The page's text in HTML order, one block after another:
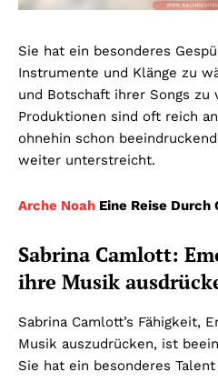
Sie hat ein besonderes
Instrumente und Klänge zu
und Botschaft ihrer Songs zu
Produktionen sind oft reich
ohnehin schon
weiter unterstreicht.
Arche Noah Eine Reise
Sabrina Camlott:
ihre Musik
Sabrina Camlott’s Fähigkeit,
Musik auszudrücken, ist
Sie hat ein besonderes